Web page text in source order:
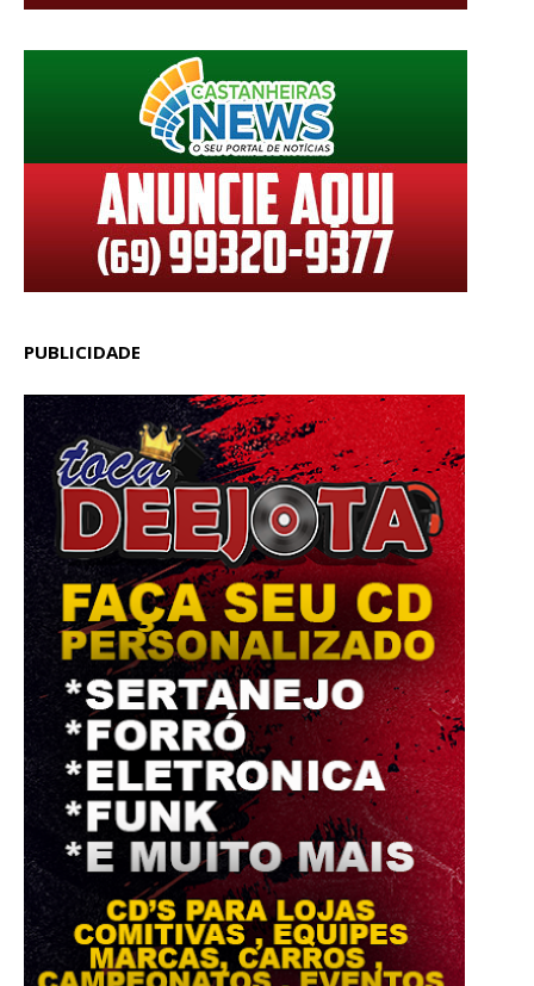
PUBLICIDADE